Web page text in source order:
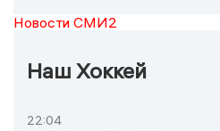
Новости СМИ2
Наш Хоккей
22:04